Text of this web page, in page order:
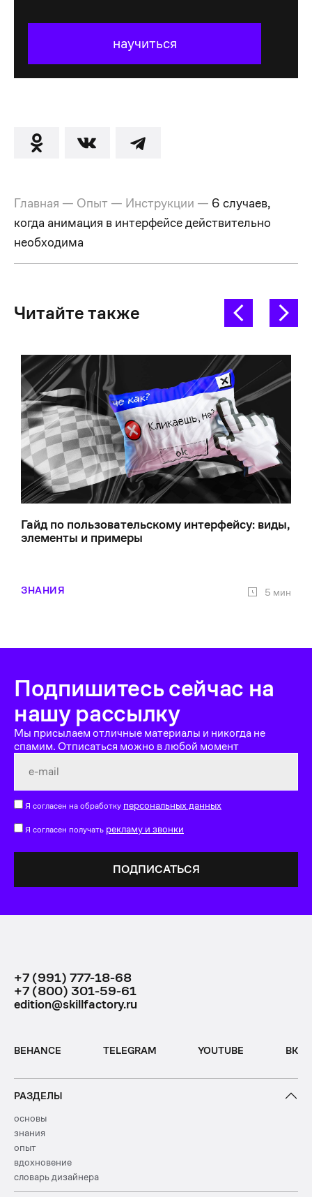
научиться
Главная — Опыт — Инструкции — 6 случаев,
когда анимация в интерфейсе действительно
необходима
Читайте также
Гайд по пользовательскому интерфейсу: виды,
элементы и примеры
ЗНАНИЯ 5 мин
Подпишитесь сейчас на
нашу рассылку
Мы присылаем отличные материалы и никогда не
спамим. Отписаться можно в любой момент
Я согласен на обработку персональных данных
Я согласен получать рекламу и звонки
+7 (991) 777-18-68
+7 (800) 301-59-61
edition@skillfactory.ru
BEHANCE TELEGRAM YOUTUBE ВК
РАЗДЕЛЫ
основы
знания
опыт
вдохновение
словарь дизайнера